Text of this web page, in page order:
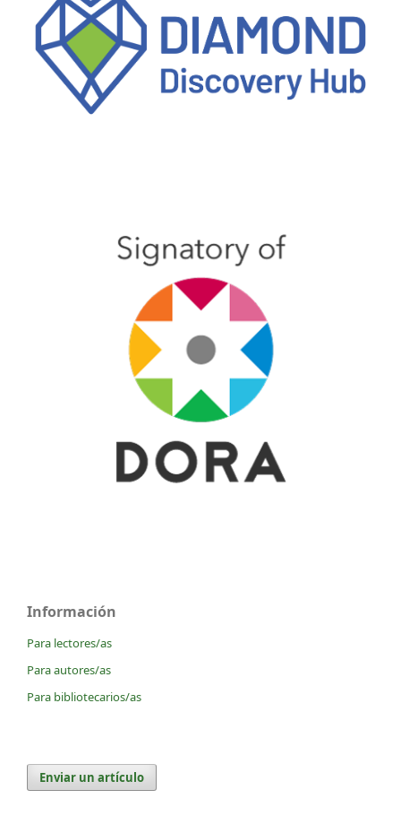
Información
Para lectores/as
Para autores/as
Para bibliotecarios/as
Enviar un artículo